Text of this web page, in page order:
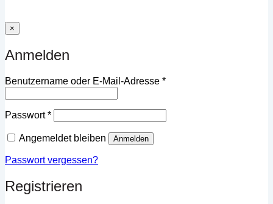
×
Anmelden
Benutzername oder E-Mail-Adresse *Erforderlich
Passwort*Erforderlich
Angemeldet bleiben Anmelden
Passwort vergessen?
Registrieren